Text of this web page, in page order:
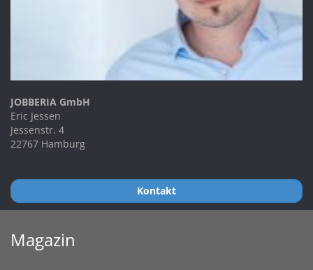
JOBBERIA GmbH
Eric Jessen
Jessenstr. 4
22767 Hamburg
Kontakt
Magazin